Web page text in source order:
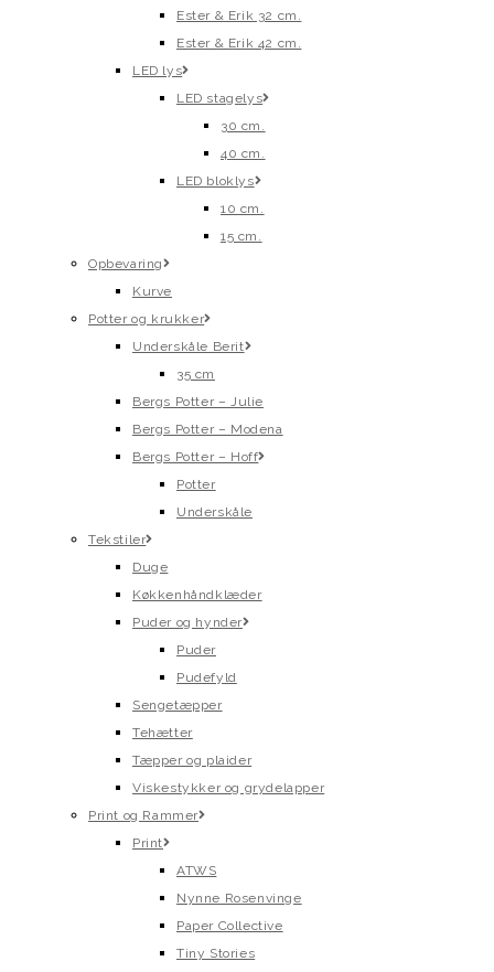
Ester & Erik 32 cm.
Ester & Erik 42 cm.
LED lys
LED stagelys
30 cm.
40 cm.
LED bloklys
10 cm.
15 cm.
Opbevaring
Kurve
Potter og krukker
Underskåle Berit
35 cm
Bergs Potter – Julie
Bergs Potter – Modena
Bergs Potter – Hoff
Potter
Underskåle
Tekstiler
Duge
Køkkenhåndklæder
Puder og hynder
Puder
Pudefyld
Sengetæpper
Tehætter
Tæpper og plaider
Viskestykker og grydelapper
Print og Rammer
Print
ATWS
Nynne Rosenvinge
Paper Collective
Tiny Stories